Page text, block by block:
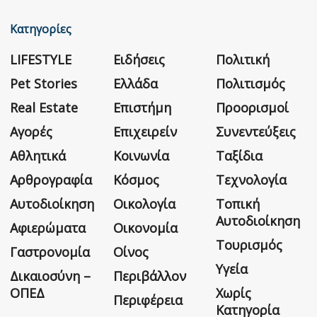
Κατηγορίες
LIFESTYLE
Pet Stories
Real Estate
Αγορές
Αθλητικά
Αρθρογραφία
Αυτοδιοίκηση
Αφιερώματα
Γαστρονομία
Δικαιοσύνη –
ΟΠΕΔ
Ειδήσεις
Ελλάδα
Επιστήμη
Επιχειρείν
Κοινωνία
Κόσμος
Οικολογία
Οικονομία
Οίνος
Περιβάλλον
Περιφέρεια
Πολιτική
Πολιτισμός
Προορισμοί
Συνεντεύξεις
Ταξίδια
Τεχνολογία
Τοπική
Αυτοδιοίκηση
Τουρισμός
Υγεία
Χωρίς
Κατηγορία